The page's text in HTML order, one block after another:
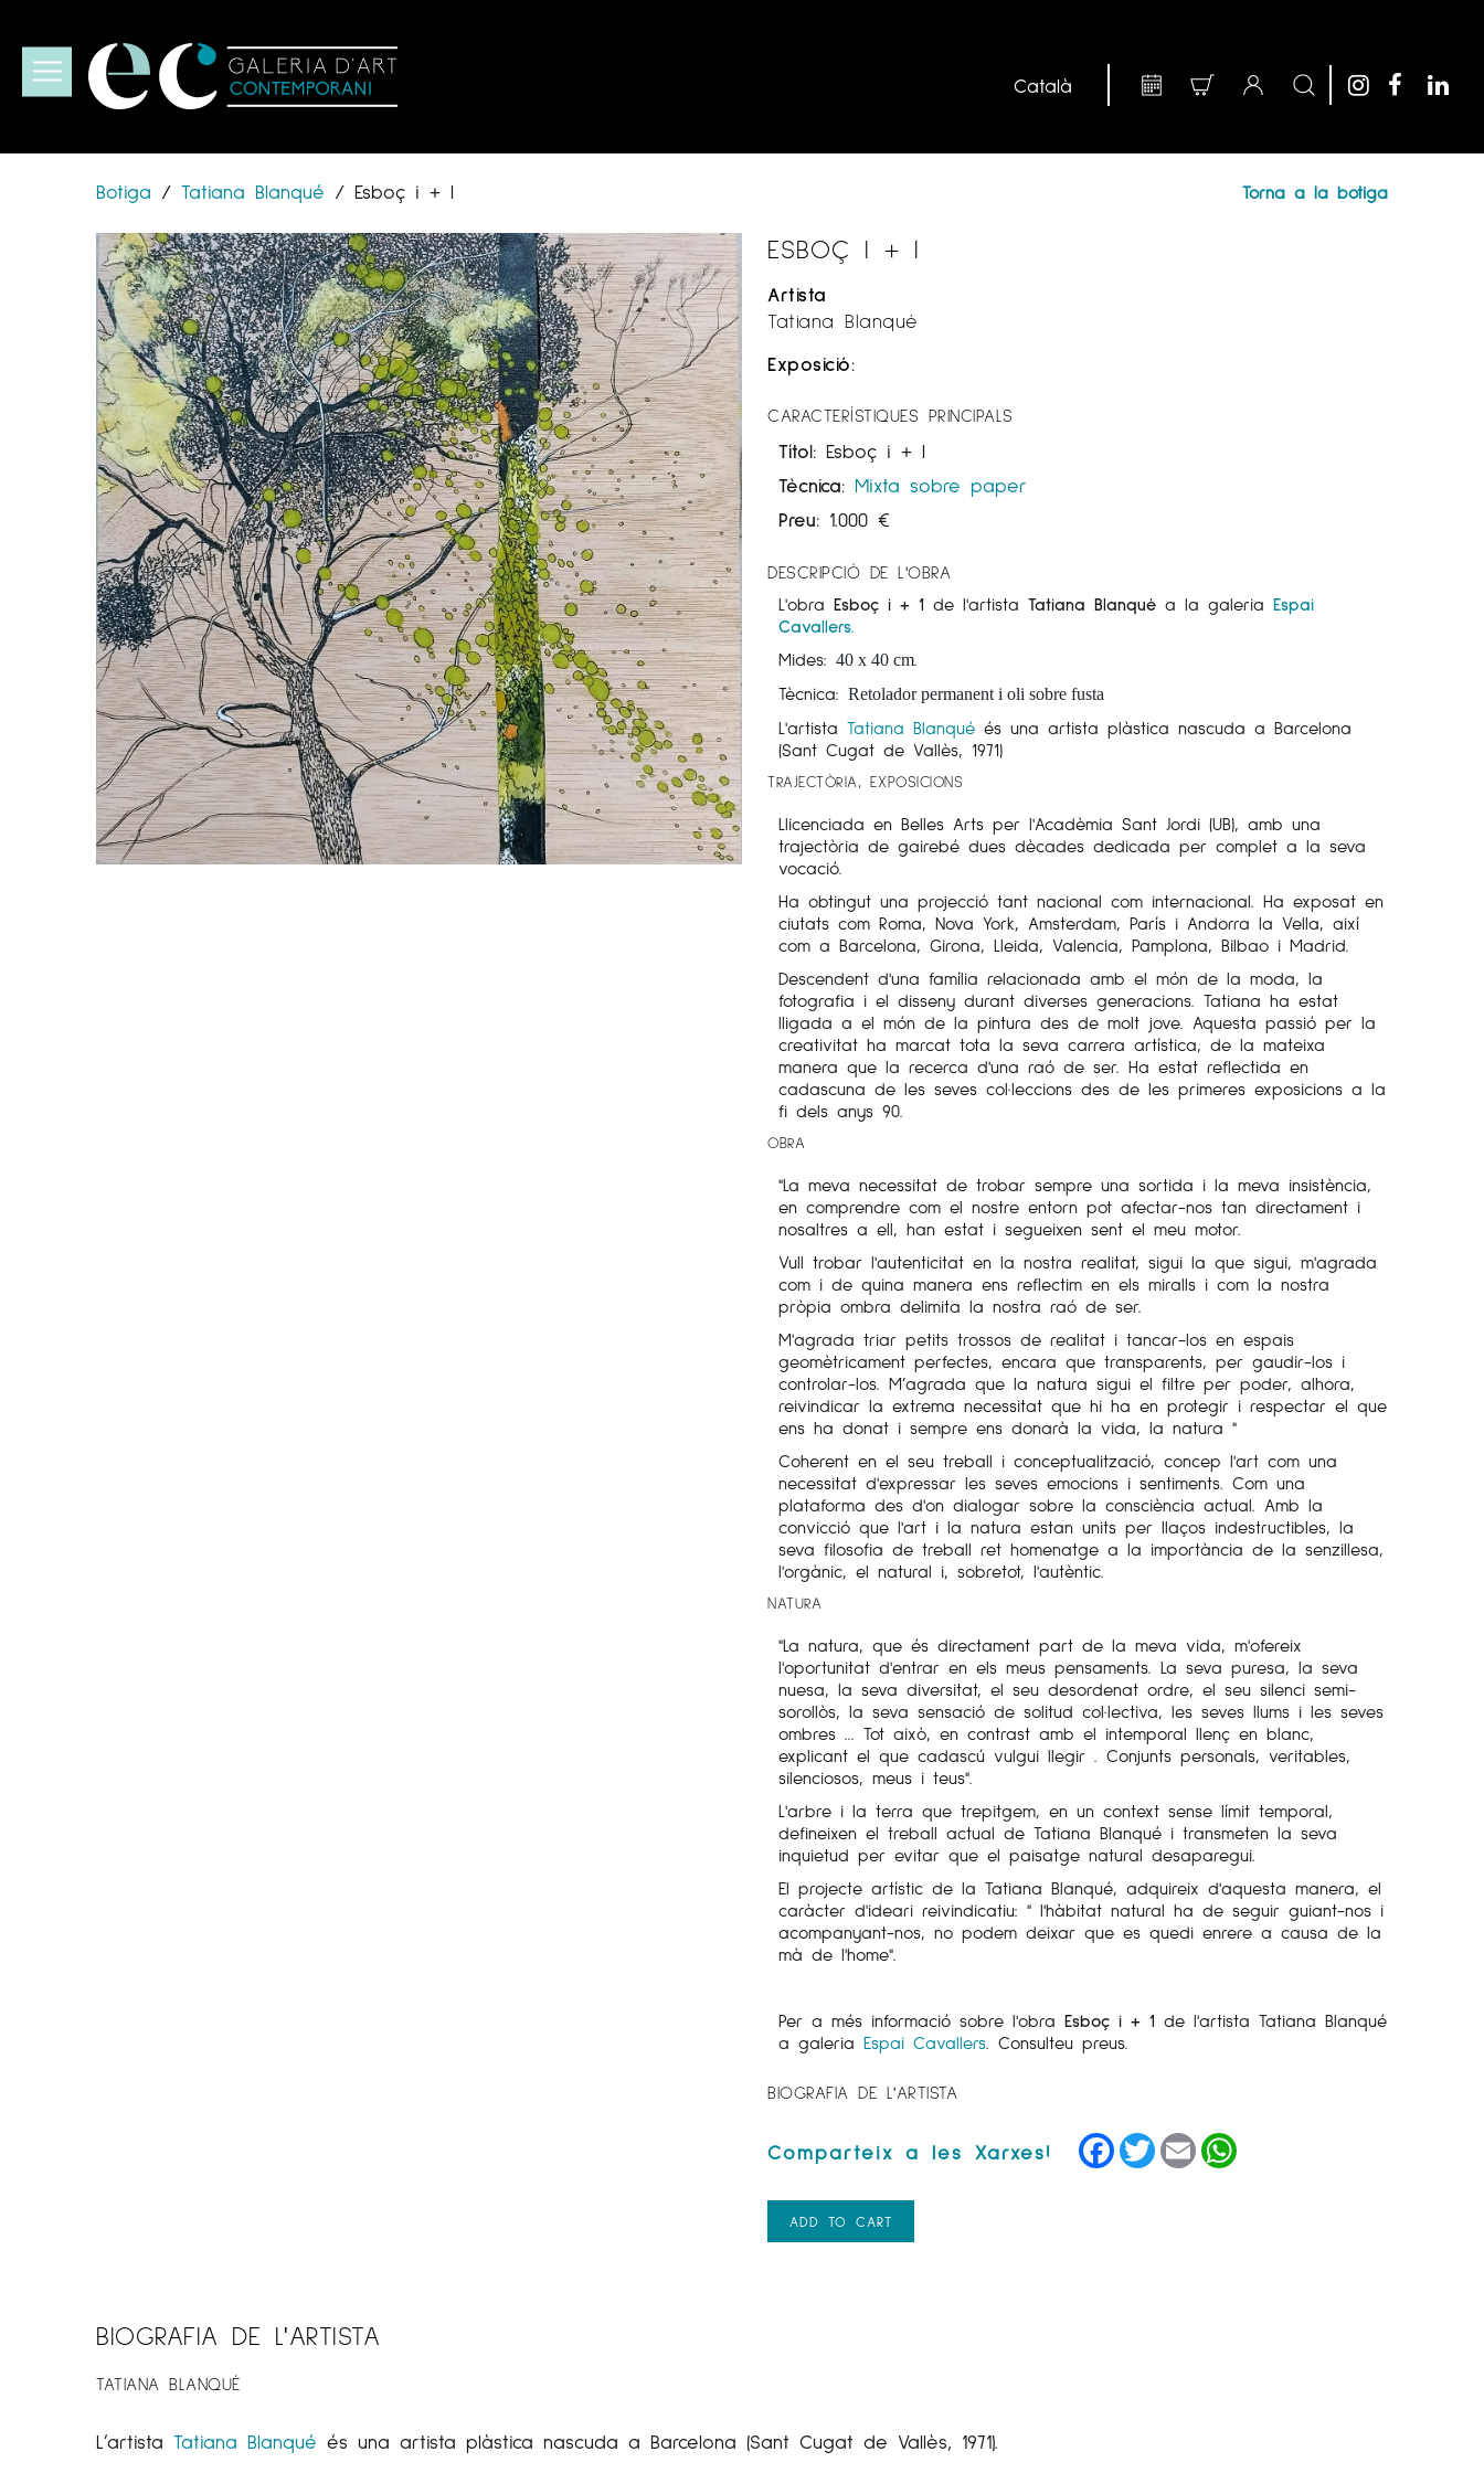
Botiga / Tatiana Blanqué / Esboç i + I Torna a la botiga
ESBOÇ I + I
Artista
Tatiana Blanqué
Exposició:
CARACTERÍSTIQUES PRINCIPALS
Títol: Esboç i + I
Tècnica: Mixta sobre paper
Preu: 1.000€
DESCRIPCIÓ DE L'OBRA
L'obraEsboç i + 1 de l'artistaTatiana Blanquéa la galeriaEspai
Cavallers.
Mides:40 x 40 cm.
Tècnica:Retolador permanent i oli sobre fusta
L'artistaTatiana Blanqué és una artista plàstica nascuda a Barcelona
(Sant Cugat de Vallès, 1971)
TRAJECTÒRIA, EXPOSICIONS
Llicenciada en Belles Arts per l'Acadèmia Sant Jordi (UB), amb una
trajectòria de gairebé dues dècades dedicada per complet a la seva
vocació.
Ha obtingut una projecció tant nacional com internacional. Ha exposat en
ciutats com Roma, Nova York, Amsterdam, París i Andorra la Vella, així
com a Barcelona, ​​Girona, Lleida, Valencia, Pamplona, ​​Bilbao i Madrid.
Descendent d'una família relacionada amb el món de la moda, la
fotografia i el disseny durant diverses generacions. Tatiana ha estat
lligada a el món de la pintura des de molt jove. Aquesta passió per la
creativitat ha marcat tota la seva carrera artística, de la mateixa
manera que la recerca d'una raó de ser. Ha estat reflectida en
cadascuna de les seves col·leccions des de les primeres exposicions a la
fi dels anys 90.
OBRA
"La meva necessitat de trobar sempre una sortida i la meva insistència,
en comprendre com el nostre entorn pot afectar-nos tan directament i
nosaltres a ell, han estat i segueixen sent el meu motor.
Vull trobar l'autenticitat en la nostra realitat, sigui la que sigui, m'agrada
com i de quina manera ens reflectim en els miralls i com la nostra
pròpia ombra delimita la nostra raó de ser.
M'agrada triar petits trossos de realitat i tancar-los en espais
geomètricament perfectes, encara que transparents, per gaudir-los i
controlar-los. M’agrada que la natura sigui el filtre per poder, alhora,
reivindicar la extrema necessitat que hi ha en protegir i respectar el que
ens ha donat i sempre ens donarà la vida, la natura "
Coherent en el seu treball i conceptualització, concep l'art com una
necessitat d'expressar les seves emocions i sentiments. Com una
plataforma des d'on dialogar sobre la consciència actual. Amb la
convicció que l'art i la natura estan units per llaços indestructibles, la
seva filosofia de treball ret homenatge a la importància de la senzillesa,
l'orgànic, el natural i, sobretot, l'autèntic.
NATURA
"La natura, que és directament part de la meva vida, m'ofereix
l'oportunitat d'entrar en els meus pensaments. La seva puresa, la seva
nuesa, la seva diversitat, el seu desordenat ordre, el seu silenci semi-
sorollòs, la seva sensació de solitud col·lectiva, les seves llums i les seves
ombres ... Tot això, en contrast amb el intemporal llenç en blanc,
explicant el que cadascú vulgui llegir . Conjunts personals, veritables,
silenciosos, meus i teus".
L'arbre i la terra que trepitgem, en un context sense límit temporal,
defineixen el treball actual de Tatiana Blanqué i transmeten la seva
inquietud per evitar que el paisatge natural desaparegui.
El projecte artístic de la Tatiana Blanqué, adquireix d'aquesta manera, el
caràcter d'ideari reivindicatiu: " l'hàbitat natural ha de seguir guiant-nos i
acompanyant-nos, no podem deixar que es quedi enrere a causa de la
mà de l'home".
Per a més informació sobre l'obraEsboç i + 1 de l'artista Tatiana Blanqué
a galeriaEspai Cavallers. Consulteu preus.
BIOGRAFIA DE L'ARTISTA
Facebook
TwitterEmail
ADD TO CART
BIOGRAFIA DE L'ARTISTA
TATIANA BLANQUÉ
L’artista Tatiana Blanqué és una artista plàstica nascuda a Barcelona (Sant Cugat de Vallès, 1971).